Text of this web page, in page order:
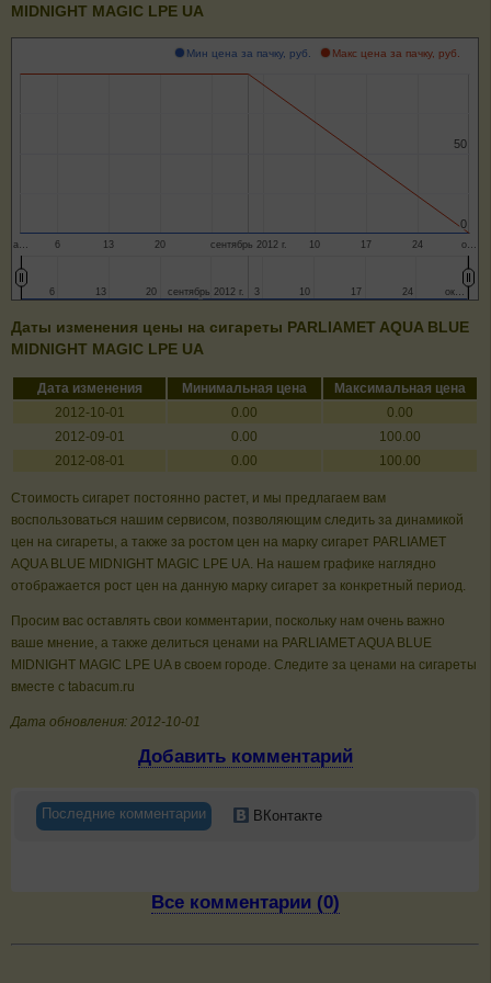
MIDNIGHT MAGIC LPE UA
Мин цена за пачку, руб. Макс цена за пачку, руб.
а… сентябрь 2012 г. о…
6 13 20 10 17 24
0
0
50
50
сентябрь 2012 г.
сентябрь 2012 г. ок…
ок…
6
6 13
13 20
20 33 10
10 17
17 24
24
Даты изменения цены на сигареты PARLIAMET AQUA BLUE
MIDNIGHT MAGIC LPE UA
Дата изменения Минимальная цена
Максимальная цена
2012-10-01
0.00
0.00
2012-09-01
0.00
100.00
2012-08-01
0.00 100.00
Стоимость сигарет постоянно растет, и мы предлагаем вам
воспользоваться нашим сервисом, позволяющим следить за динамикой
цен на сигареты, а также за ростом цен на марку сигарет PARLIAMET
AQUA BLUE MIDNIGHT MAGIC LPE UA. На нашем графике наглядно
отображается рост цен на данную марку сигарет за конкретный период.
Просим вас оставлять свои комментарии, поскольку нам очень важно
ваше мнение, а также делиться ценами на PARLIAMET AQUA BLUE
MIDNIGHT MAGIC LPE UA в своем городе. Следите за ценами на сигареты
вместе с tabacum.ru
Дата обновления: 2012-10-01
Добавить комментарий
Последние комментарии ВКонтакте
Все комментарии (0)